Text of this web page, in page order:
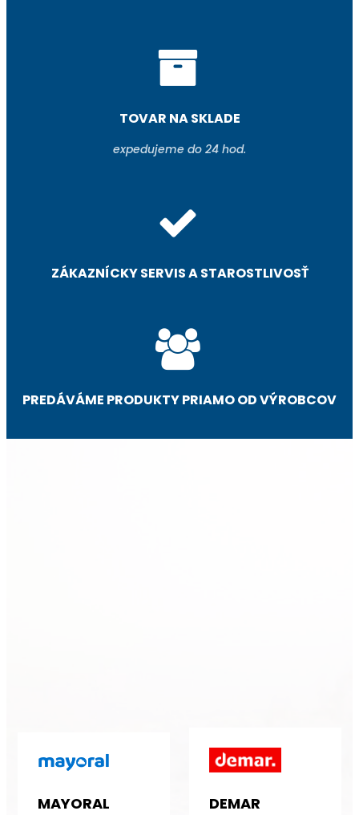
TOVAR NA SKLADE
expedujeme do 24 hod.
ZÁKAZNÍCKY SERVIS A STAROSTLIVOSŤ
PREDÁVÁME PRODUKTY PRIAMO OD VÝROBCOV
MAYORAL DEMAR